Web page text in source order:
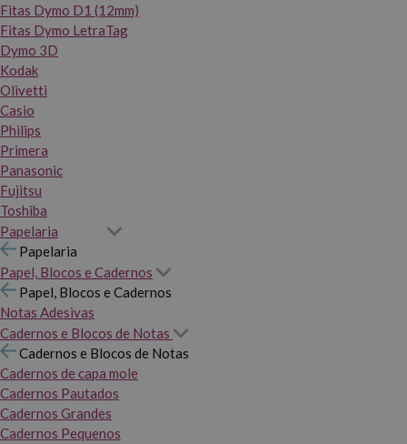
Fitas Dymo D1 (12mm)
Fitas Dymo LetraTag
Dymo 3D
Kodak
Olivetti
Casio
Philips
Primera
Panasonic
Fujitsu
Toshiba
Papelaria
Papelaria
Papel, Blocos e Cadernos
Papel, Blocos e Cadernos
Notas Adesivas
Cadernos e Blocos de Notas
Cadernos e Blocos de Notas
Cadernos de capa mole
Cadernos Pautados
Cadernos Grandes
Cadernos Pequenos